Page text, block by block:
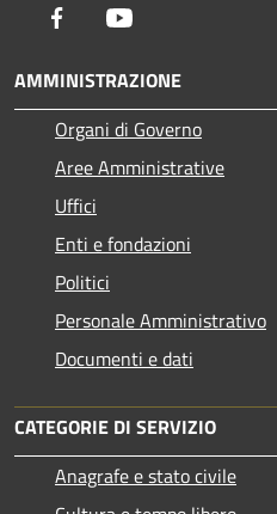
Facebook
AMMINISTRAZIONE
Organi di Governo
Aree Amministrative
Uffici
Enti e fondazioni
Politici
Personale Amministrativo
Documenti e dati
CATEGORIE DI SERVIZIO
Anagrafe e stato civile